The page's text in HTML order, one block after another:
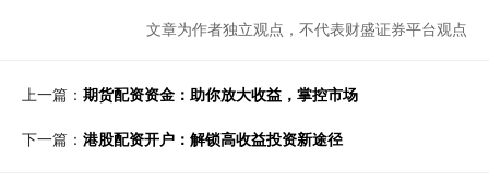
文章为作者独立观点，不代表财盛证券平台观点
上一篇： 期货配资资金：助你放大收益，掌控市场
下一篇： 港股配资开户：解锁高收益投资新途径